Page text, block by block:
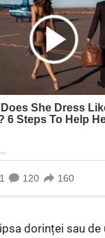
dorinței sau